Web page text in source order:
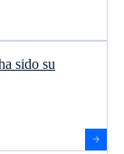
sido su